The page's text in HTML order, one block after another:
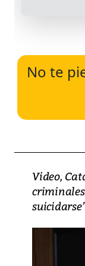
No te
Video,
suicidarse’